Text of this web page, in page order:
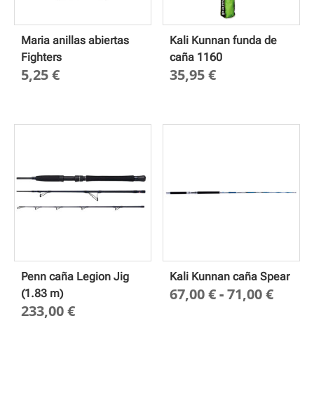
Maria anillas abiertas
Fighters
5,25€
Kali Kunnan funda de
caña 1160
35,95€
Penn caña Legion Jig
(1.83 m)
233,00€
Kali Kunnan caña Spear
67,00€-71,00€